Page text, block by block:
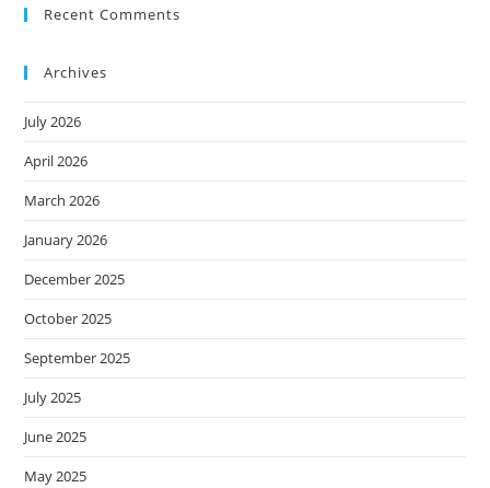
Recent Comments
Archives
July 2026
April 2026
March 2026
January 2026
December 2025
October 2025
September 2025
July 2025
June 2025
May 2025